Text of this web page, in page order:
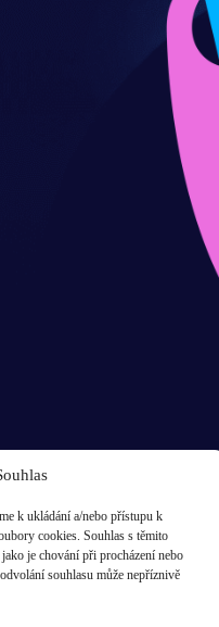
k ukládání a/nebo přístupu k
cookies. Souhlas s těmito
je chování při procházení nebo
souhlasu může nepříznivě